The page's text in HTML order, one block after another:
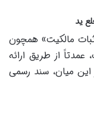
ید
مالکیت» همچون
از طریق ارائه
میان، سند رسمی